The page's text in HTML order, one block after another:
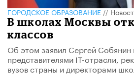
ГОРОДСКОЕ ОБРАЗОВАНИЕ//
В школах Москвы
классов
Об этом заявил Сергей Собянин
представителями IT-отрасли,
вузов страны и директорами